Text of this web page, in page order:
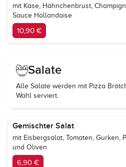
mit Käse, Hähnchenbrust,
Sauce Hollandaise
10,90 €
Salate
Alle Salate werden mit Pizza
Wahl serviert.
Gemischter Salat
mit Eisbergsalat, Tomaten, Gurken,
und Oliven
6,90 €